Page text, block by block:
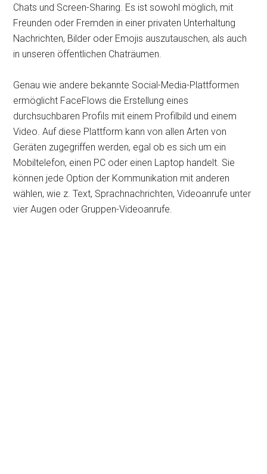
Chats und Screen-Sharing. Es ist sowohl möglich, mit
Freunden oder Fremden in einer privaten Unterhaltung
Nachrichten, Bilder oder Emojis auszutauschen, als auch
in unseren öffentlichen Chaträumen.
Genau wie andere bekannte Social-Media-Plattformen
ermöglicht FaceFlows die Erstellung eines
durchsuchbaren Profils mit einem Profilbild und einem
Video. Auf diese Plattform kann von allen Arten von
Geräten zugegriffen werden, egal ob es sich um ein
Mobiltelefon, einen PC oder einen Laptop handelt. Sie
können jede Option der Kommunikation mit anderen
wählen, wie z. Text, Sprachnachrichten, Videoanrufe unter
vier Augen oder Gruppen-Videoanrufe.